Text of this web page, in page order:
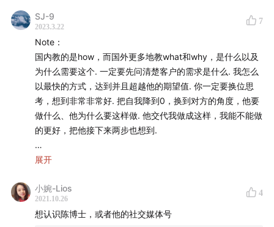
成为了业界很重要的参考。
原声摘录
员工体验和客户体验都很重要。如果员工的体验不好，
他不可能提供很好的服务给客户。
Model is not reality.（模型并不等同于真实。）
我在美国工作和生活的将近 30 年，我最大的心得就
是，人要想在各个方面做得好，不管你是前台还是后
过程中，一定要换位思考「为什么（why）」和「做什
么（what）」，而不是自己主观地去想怎么做。
孟岩在团队内会沟通和描述未来的远景，陈博士加入的时候
说，以他的经验看，有知有行是一家很棒的公司，以及未来
会成为一家伟大的公司。从另外的角度告诉同事们，也告诉
同路人，有知有行的方式值得信赖。
3
MODEL IS NOT REALITY
我们一方面在寻找规律、数据和模型，一方面要留有安全边
际，不能完全相信。
数据、模型，过去的经验都是如此。
SJ-9
2023.3.22
7
Note：
国内教的是how，而国外更多地教what和why，是什么以及
为什么需要这个. 一定要先问清楚客户的需求是什么. 我怎么
以最快的方式，达到并且超越他的期望值. 你一定要换位思
考，想到非常非常好. 把自我降到0，换到对方的角度，他要
做什么、他为什么要这样做. 他交代我做成这样，我能不能做
的更好，把他接下来两步也想到.
当你把细节考虑的非常清楚，客户就会继续愿意与你合作.所
关系. 是真正的换位思考.
人要想做的好，不管你是在前台工作还收后台工作，一定要
展开
小婉-Lios
2021.10.26
4
想认识陈博士，或者他的社交媒体号